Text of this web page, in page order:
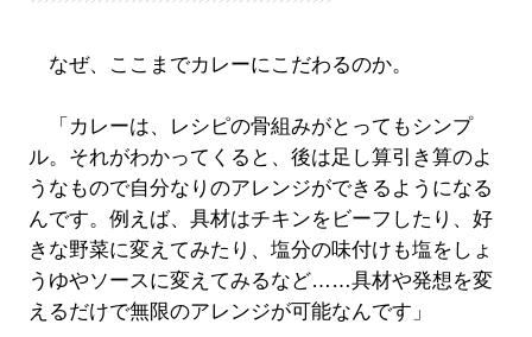
なぜ、ここまでカレーにこだわるのか。
「カレーは、レシピの骨組みがとってもシンプ
ル。それがわかってくると、後は足し算引き算のよ
うなもので自分なりのアレンジができるようになる
んです。例えば、具材はチキンをビーフしたり、好
きな野菜に変えてみたり、塩分の味付けも塩をしょ
うゆやソースに変えてみるなど……具材や発想を変
えるだけで無限のアレンジが可能なんです」